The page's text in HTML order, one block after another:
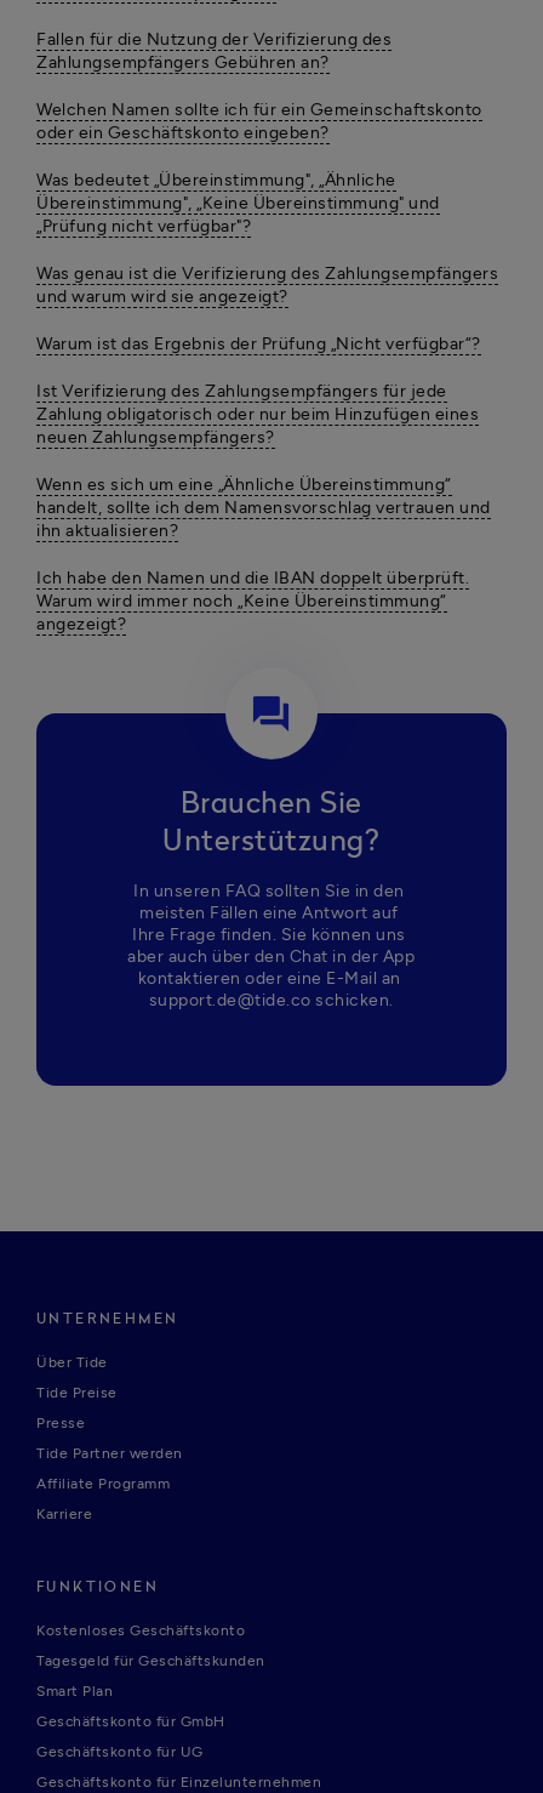
Fallen für die Nutzung der Verifizierung des
Zahlungsempfängers Gebühren an?
Welchen Namen sollte ich für ein Gemeinschaftskonto
oder ein Geschäftskonto eingeben?
Was bedeutet „Übereinstimmung", „Ähnliche
Übereinstimmung", „Keine Übereinstimmung" und
„Prüfung nicht verfügbar"?
Was genau ist die Verifizierung des Zahlungsempfängers
und warum wird sie angezeigt?
Warum ist das Ergebnis der Prüfung „Nicht verfügbar“?
Ist Verifizierung des Zahlungsempfängers für jede
Zahlung obligatorisch oder nur beim Hinzufügen eines
neuen Zahlungsempfängers?
Wenn es sich um eine „Ähnliche Übereinstimmung“
handelt, sollte ich dem Namensvorschlag vertrauen und
ihn aktualisieren?
Ich habe den Namen und die IBAN doppelt überprüft.
Warum wird immer noch „Keine Übereinstimmung“
angezeigt?
question_answer
Brauchen Sie
Unterstützung?
In unseren FAQ sollten Sie in den
meisten Fällen eine Antwort auf
Ihre Frage finden. Sie können uns
aber auch über den Chat in der App
kontaktieren oder eine E-Mail an
support.de@tide.co schicken.
UNTERNEHMEN
Über Tide
Tide Preise
Presse
Tide Partner werden
Affiliate Programm
Karriere
FUNKTIONEN
Kostenloses Geschäftskonto
Tagesgeld für Geschäftskunden
Smart Plan
Geschäftskonto für GmbH
Geschäftskonto für UG
Geschäftskonto für Einzelunternehmen